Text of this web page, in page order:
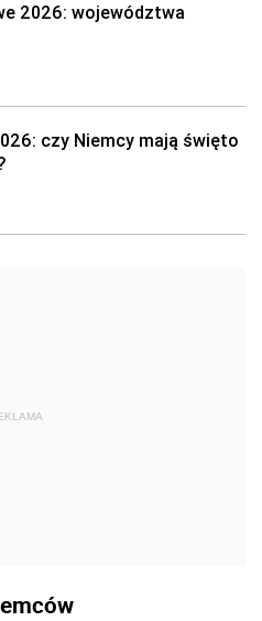
2026: województwa
czy Niemcy mają święto